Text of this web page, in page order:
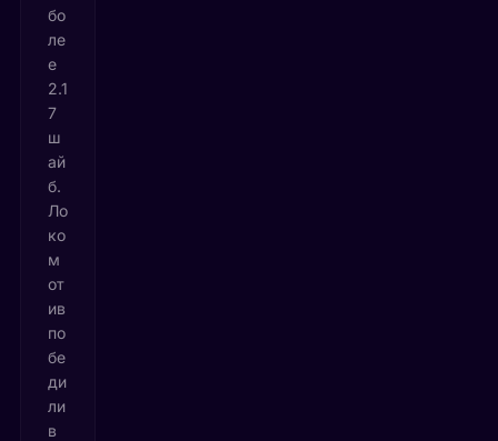
бо
ле
е
2.1
7
ш
ай
б.
Ло
ко
м
от
ив
по
бе
ди
ли
в